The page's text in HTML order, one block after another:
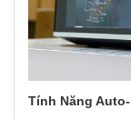
Tính Năng